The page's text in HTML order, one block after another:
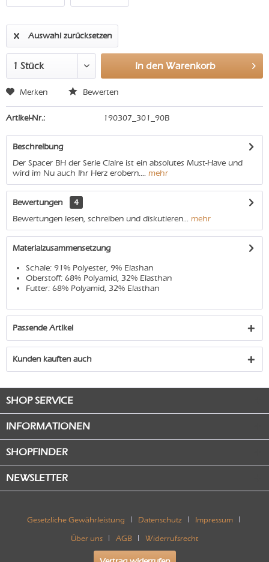
Auswahl zurücksetzen
In den Warenkorb
Merken Bewerten
Artikel-Nr.: 190307_301_90B
Beschreibung
Der Spacer BH der Serie Claire ist ein absolutes Must-Have und
wird im Nu auch Ihr Herz erobern.... mehr
Bewertungen
4
Bewertungen lesen, schreiben und diskutieren... mehr
Materialzusammensetzung
Schale: 91% Polyester, 9% Elashan
Oberstoff: 68% Polyamid, 32% Elasthan
Futter: 68% Polyamid, 32% Elasthan
Passende Artikel
Kunden kauften auch
SHOP SERVICE
INFORMATIONEN
SHOPFINDER
NEWSLETTER
Gesetzliche Gewährleistung Datenschutz Impressum
Über uns AGB Widerrufsrecht